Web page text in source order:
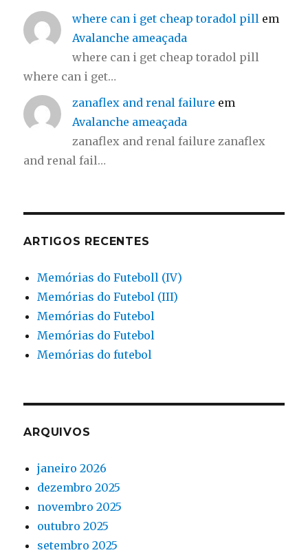
where can i get cheap toradol pill em
Avalanche ameaçada
where can i get cheap toradol pill
where can i get…
zanaflex and renal failure em
Avalanche ameaçada
zanaflex and renal failure zanaflex
and renal fail…
ARTIGOS RECENTES
Memórias do Futeboll (IV)
Memórias do Futebol (III)
Memórias do Futebol
Memórias do Futebol
Memórias do futebol
ARQUIVOS
janeiro 2026
dezembro 2025
novembro 2025
outubro 2025
setembro 2025